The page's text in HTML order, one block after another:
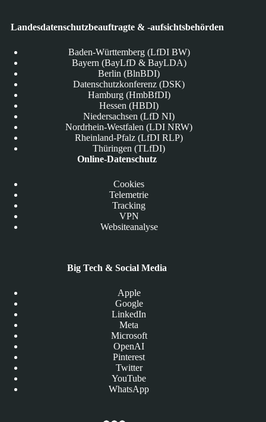
Landesdatenschutzbeauftragte & -aufsichtsbehörden
Baden-Württemberg (LfDI BW)
Bayern (BayLfD & BayLDA)
Berlin (BlnBDI)
Datenschutzkonferenz (DSK)
Hamburg (HmbBfDI)
Hessen (HBDI)
Niedersachsen (LfD NI)
Nordrhein-Westfalen (LDI NRW)
Rheinland-Pfalz (LfDI RLP)
Thüringen (TLfDI)
Online-Datenschutz
Cookies
Telemetrie
Tracking
VPN
Websiteanalyse
Big Tech & Social Media
Apple
Google
LinkedIn
Meta
Microsoft
OpenAI
Pinterest
Twitter
YouTube
WhatsApp